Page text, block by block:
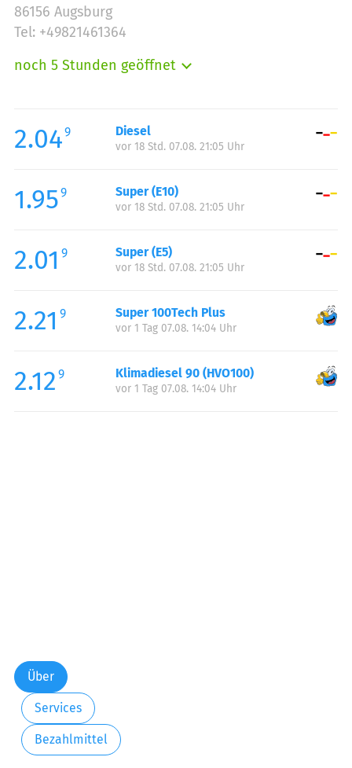
86156 Augsburg
Tel: +49821461364
noch 5 Stunden geöffnet
Mittwoch:
05:00-23:00
Donnerstag:
Samstag:
07:00-23:00
Sonntag:
2.049 Diesel
vor 18 Std. 07.08. 21:05 Uhr
1.959 Super (E10)
vor 18 Std. 07.08. 21:05 Uhr
2.01 9 Super (E5)
vor 18 Std. 07.08. 21:05 Uhr
2.21 9 Super 100Tech Plus
vor 1 Tag 07.08. 14:04 Uhr
2.12 9 Klimadiesel 90 (HVO100)
vor 1 Tag 07.08. 14:04 Uhr
Über
Services
Bezahlmittel